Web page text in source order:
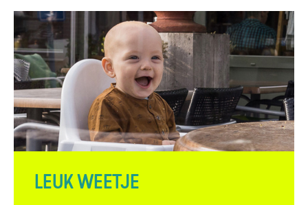
LEUK WEETJE